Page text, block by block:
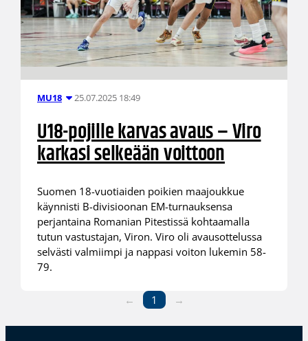
MU18 25.07.2025 18:49
U18-pojille karvas avaus – Viro
karkasi selkeään voittoon
Suomen 18-vuotiaiden poikien maajoukkue
käynnisti B-divisioonan EM-turnauksensa
perjantaina Romanian Pitestissä kohtaamalla
tutun vastustajan, Viron. Viro oli avausottelussa
selvästi valmiimpi ja nappasi voiton lukemin 58-
79.
← 1 →